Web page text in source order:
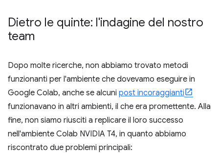
Dietro le quinte: l'indagine del nostro
team
Dopo molte ricerche, non abbiamo trovato metodi
funzionanti per l'ambiente che dovevamo eseguire in
Google Colab, anche se alcuni post incoraggianti
funzionavano in altri ambienti, il che era promettente. Alla
fine, non siamo riusciti a replicare il loro successo
nell'ambiente Colab NVIDIA T4, in quanto abbiamo
riscontrato due problemi principali: